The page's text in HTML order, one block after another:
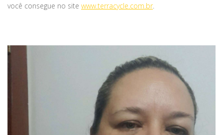
você consegue no site www.terracycle.com.br.